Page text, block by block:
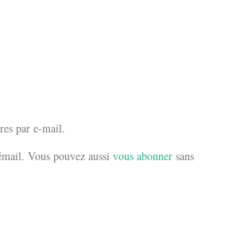
par e-mail.
Vous pouvez aussi vous abonner sans